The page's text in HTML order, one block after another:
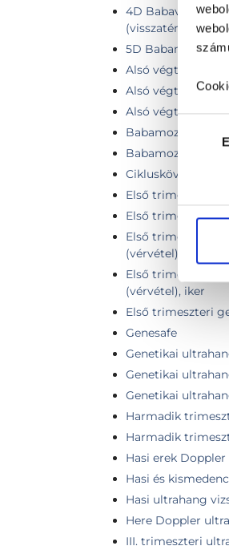
4D Babavízió
(visszatérőknek a
5D Babamozi
Alsó végtag
Alsó végtag (egy
Alsó végtagok
Babamozi (4D-s
Babamozi (4D-s
Cikluskövetés
Első trimeszteri
Első trimeszteri
Első trimeszteri
(vérvétel)
Első trimeszteri
(vérvétel), iker
Első trimeszteri
Genesafe
Genetikai
Genetikai
Genetikai
Harmadik
Harmadik
Hasi erek
Hasi és
Hasi ultrahang
Here Doppler
III. trimeszteri